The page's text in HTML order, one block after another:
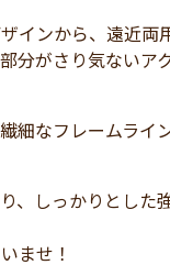
インから、遠近
分がさり気ないア
細なフレームライ
、しっかりとし
ませ！